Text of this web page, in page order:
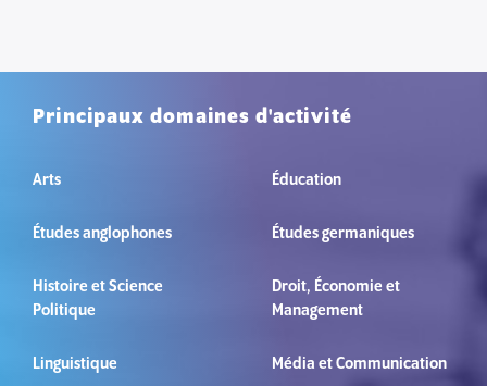
Principaux domaines d'activité
Arts Éducation
Études anglophones Études germaniques
Histoire et Science
Politique
Droit, Économie et
Management
Linguistique Média et Communication